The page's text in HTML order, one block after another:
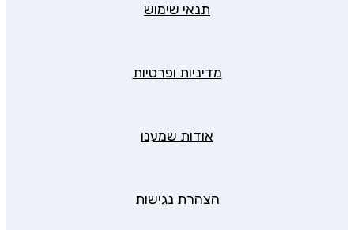
תנאי שימוש
מדיניות ופרטיות
אודות שמענו
הצהרת נגישות